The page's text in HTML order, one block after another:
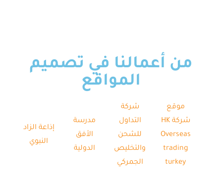
من أعمالنا في تصميم
المواقع
موقع
شركة HK
Overseas
trading
turkey
شركة
التداول
للشحن
والتخليص
الجمركي
مدرسة
الأفق
الدولية
إذاعة الزاد
النبوي